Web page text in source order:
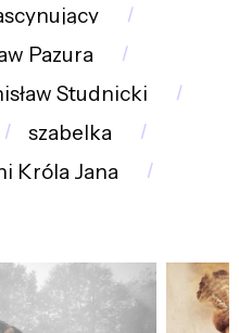
Pazura
Studnicki
szabelka
Króla Jana